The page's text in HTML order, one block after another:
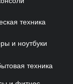
техника
и ноутбуки
техника